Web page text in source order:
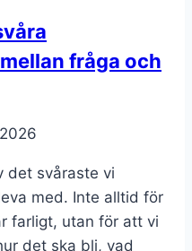
fråga och
det svåraste vi
med. Inte alltid för
farligt, utan för att vi
det ska bli, vad